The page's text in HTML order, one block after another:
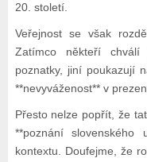
20. století.
Veřejnost se však
Zatímco někteří
poznatky, jiní poukazují
**nevyváženost** v
Přesto nelze popřít, že
**poznání
kontextu. Doufejme, že